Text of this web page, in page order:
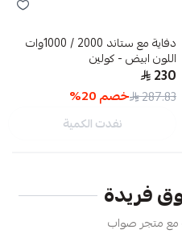
دفاية مع ستاند 2000 / 1000وات
اللون ابيض - كولين
230
287.83 خصم20
%
نفدت الكمية
فريدة
مع متجر صواب